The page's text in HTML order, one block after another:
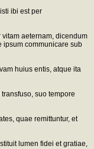
ibi est per
aeternam, dicendum
ipsum communicare sub
huius entis, atque ita
suo tempore
quae remittuntur, et
lumen fidei et gratiae,